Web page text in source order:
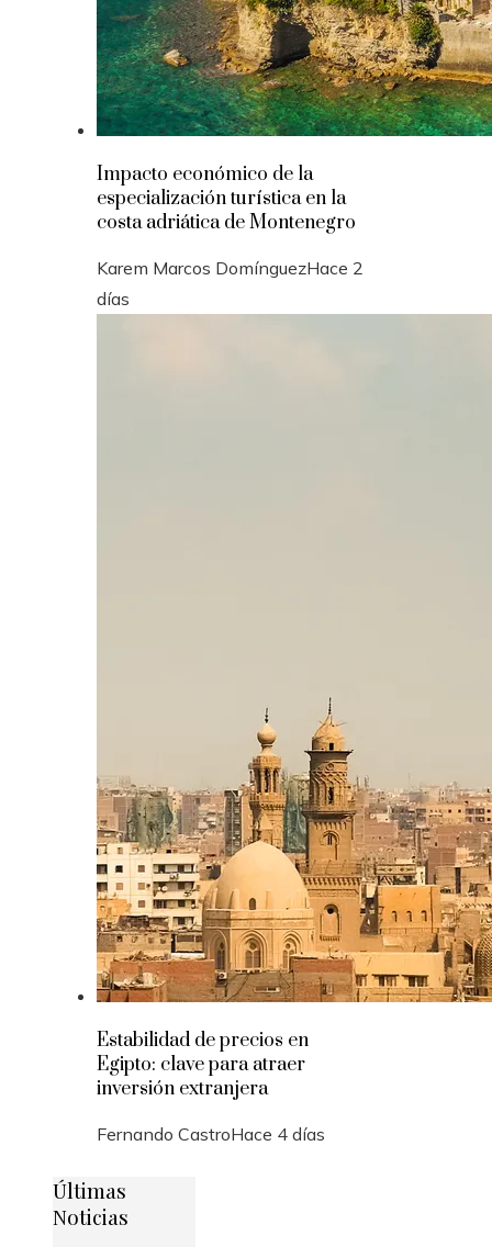
Impacto económico de la
especialización turística en la
costa adriática de Montenegro
Karem Marcos DomínguezHace 2
días
Estabilidad de precios en
Egipto: clave para atraer
inversión extranjera
Fernando CastroHace 4 días
Últimas
Noticias